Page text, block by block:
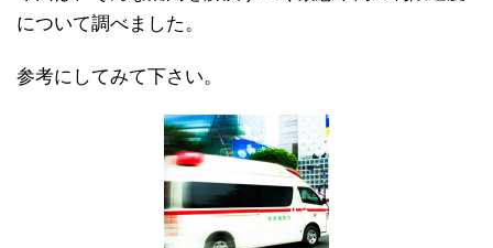
について調べました。
参考にしてみて下さい。